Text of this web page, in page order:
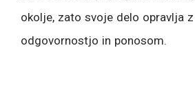
okolje, zato svoje delo opravlja
odgovornostjo in ponosom.